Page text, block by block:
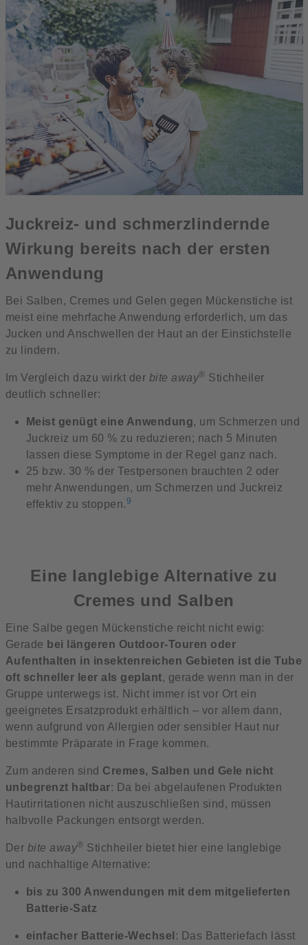
Juckreiz- und schmerzlindernde
Wirkung bereits nach der ersten
Anwendung
Bei Salben, Cremes und Gelen gegen Mückenstiche ist
meist eine mehrfache Anwendung erforderlich, um das
Jucken und Anschwellen der Haut an der Einstichstelle
zu lindern.
Im Vergleich dazu wirkt der bite away® Stichheiler
deutlich schneller:
Meist genügt eine Anwendung, um Schmerzen und
Juckreiz um 60 % zu reduzieren; nach 5 Minuten
lassen diese Symptome in der Regel ganz nach.
25 bzw. 30 % der Testpersonen brauchten 2 oder
mehr Anwendungen, um Schmerzen und Juckreiz
effektiv zu stoppen.9
Eine langlebige Alternative zu
Cremes und Salben
Eine Salbe gegen Mückenstiche reicht nicht ewig:
Gerade bei längeren Outdoor-Touren oder
Aufenthalten in insektenreichen Gebieten ist die Tube
oft schneller leer als geplant, gerade wenn man in der
Gruppe unterwegs ist. Nicht immer ist vor Ort ein
geeignetes Ersatzprodukt erhältlich – vor allem dann,
wenn aufgrund von Allergien oder sensibler Haut nur
bestimmte Präparate in Frage kommen.
Zum anderen sind Cremes, Salben und Gele nicht
unbegrenzt haltbar: Da bei abgelaufenen Produkten
Hautirritationen nicht auszuschließen sind, müssen
halbvolle Packungen entsorgt werden.
Der bite away® Stichheiler bietet hier eine langlebige
und nachhaltige Alternative:
bis zu 300 Anwendungen mit dem mitgelieferten
Batterie-Satz
einfacher Batterie-Wechsel : Das Batteriefach lässt